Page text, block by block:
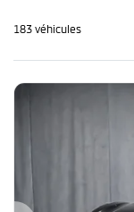
183 véhicules